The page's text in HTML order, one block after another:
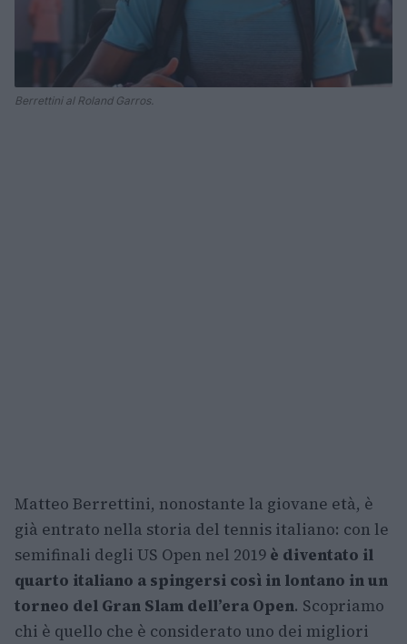
Berrettini al Roland Garros.
Matteo Berrettini, nonostante la giovane età, è
già entrato nella storia del tennis italiano: con le
semifinali degli US Open nel 2019 è diventato il
quarto italiano a spingersi così in lontano in un
torneo del Gran Slam dell’era Open. Scopriamo
chi è quello che è considerato uno dei migliori